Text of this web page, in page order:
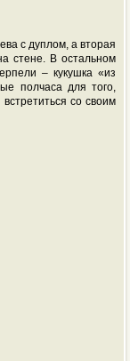
с дуплом, а вторая
стене. В остальном
– кукушка «из
полчаса для того,
со своим